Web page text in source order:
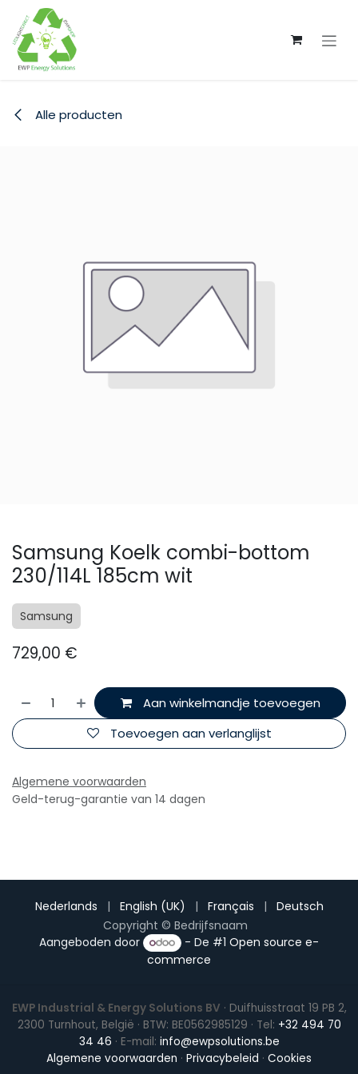
Overslaan naar inhoud
Alle producten
Samsung Koelk combi-bottom
230/114L 185cm wit
Samsung
729,00 €
Aan winkelmandje toevoegen
Toevoegen aan verlanglijst
Algemene voorwaarden
Geld-terug-garantie van 14 dagen
Copyright © Bedrijfsnaam
Nederlands | English (UK) | Français | Deutsch
Aangeboden door - De #1Open source e-
commerce
EWP Industrial & Energy Solutions BV · Duifhuisstraat 19 PB 2,
2300 Turnhout, België · BTW: BE0562985129 · Tel: +32 494 70
34 46 · E-mail: info@ewpsolutions.be
Algemene voorwaarden · Privacybeleid · Cookies